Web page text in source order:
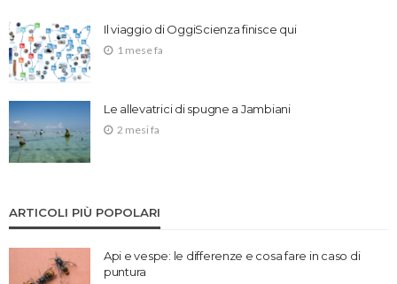
Il viaggio di OggiScienza finisce qui
1 mese fa
Le allevatrici di spugne a Jambiani
2 mesi fa
ARTICOLI PIÙ POPOLARI
Api e vespe: le differenze e cosa fare in caso di
puntura